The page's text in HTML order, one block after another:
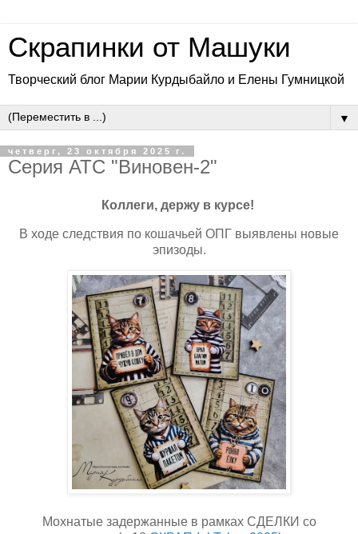
Скрапинки от Машуки
Творческий блог Марии Курдыбайло и Елены Гумницкой
▼
четверг, 23 октября 2025 г.
Серия АТС "Виновен-2"
Коллеги, держу в курсе!
В ходе следствия по кошачьей ОПГ выявлены новые
эпизоды.
Мохнатые задержанные в рамках СДЕЛКИ со